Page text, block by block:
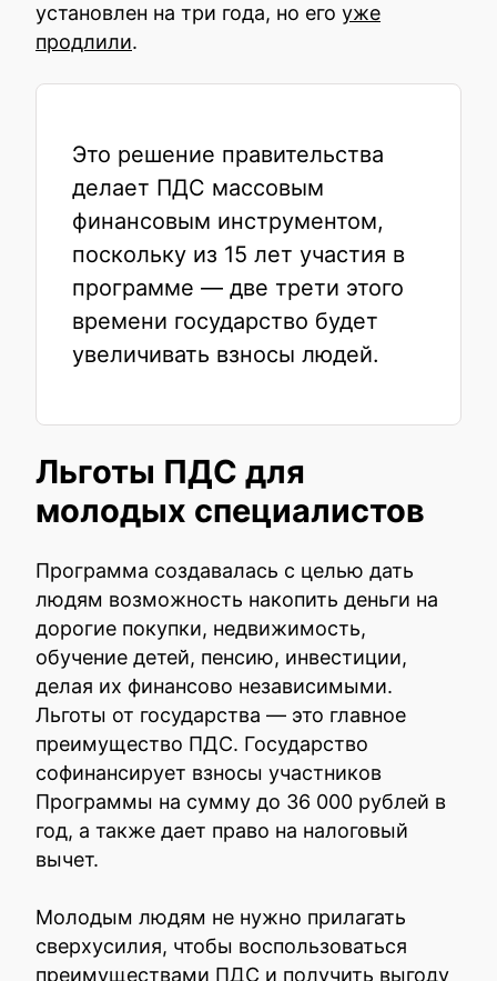
установлен на три года, но его уже
продлили.
Это решение правительства
делает ПДС массовым
финансовым инструментом,
поскольку из 15 лет участия в
программе — две трети этого
времени государство будет
увеличивать взносы людей.
Льготы ПДС для
молодых специалистов
Программа создавалась с целью дать
людям возможность накопить деньги на
дорогие покупки, недвижимость,
обучение детей, пенсию, инвестиции,
делая их финансово независимыми.
Льготы от государства — это главное
преимущество ПДС. Государство
софинансирует взносы участников
Программы на сумму до 36 000 рублей в
год, а также дает право на налоговый
вычет.
Молодым людям не нужно прилагать
сверхусилия, чтобы воспользоваться
преимуществами ПДС и получить выгоду